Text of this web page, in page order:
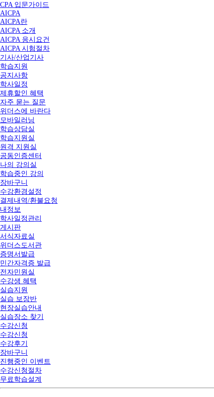
CPA 입문가이드
AICPA
AICPA란
AICPA 소개
AICPA 응시요건
AICPA 시험절차
기사/산업기사
학습지원
공지사항
학사일정
제휴할인 혜택
자주 묻는 질문
위더스에 바란다
모바일러닝
학습상담실
학습지원실
원격 지원실
공동인증센터
나의 강의실
학습중인 강의
장바구니
수강환경설정
결제내역/환불요청
내정보
학사일정관리
게시판
서식자료실
위더스도서관
증명서발급
민간자격증 발급
전자민원실
수강생 혜택
실습지원
실습 보장반
현장실습안내
실습장소 찾기
수강신청
수강신청
수강후기
장바구니
진행중인 이벤트
수강신청절차
무료학습설계